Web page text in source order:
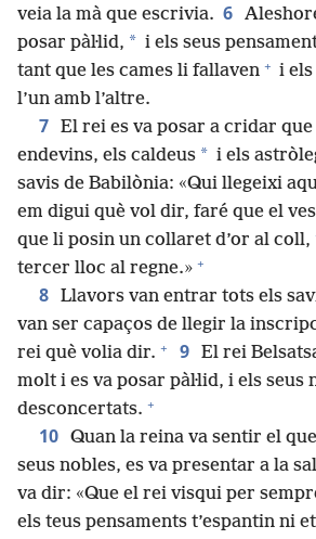
veia la mà que escrivia. 6
posar pàŀlid, * i els seus
tant que les cames li fallaven + i
l’un amb l’altre.
7 El rei es va posar a cridar
endevins, els caldeus * i els
savis de Babilònia: «Qui llegeixi
em digui què vol dir, faré que el
que li posin un collaret d’or al coll,
tercer lloc al regne.» +
8 Llavors van entrar tots els
van ser capaços de llegir la
rei què volia dir. + 9 El rei
molt i es va posar pàŀlid, i els seus
desconcertats. +
10 Quan la reina va sentir el
seus nobles, es va presentar a la
va dir: «Que el rei visqui per
els teus pensaments t’espantin ni